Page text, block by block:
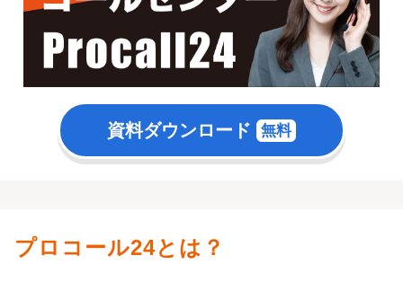
資料ダウンロード
プロコール24とは？